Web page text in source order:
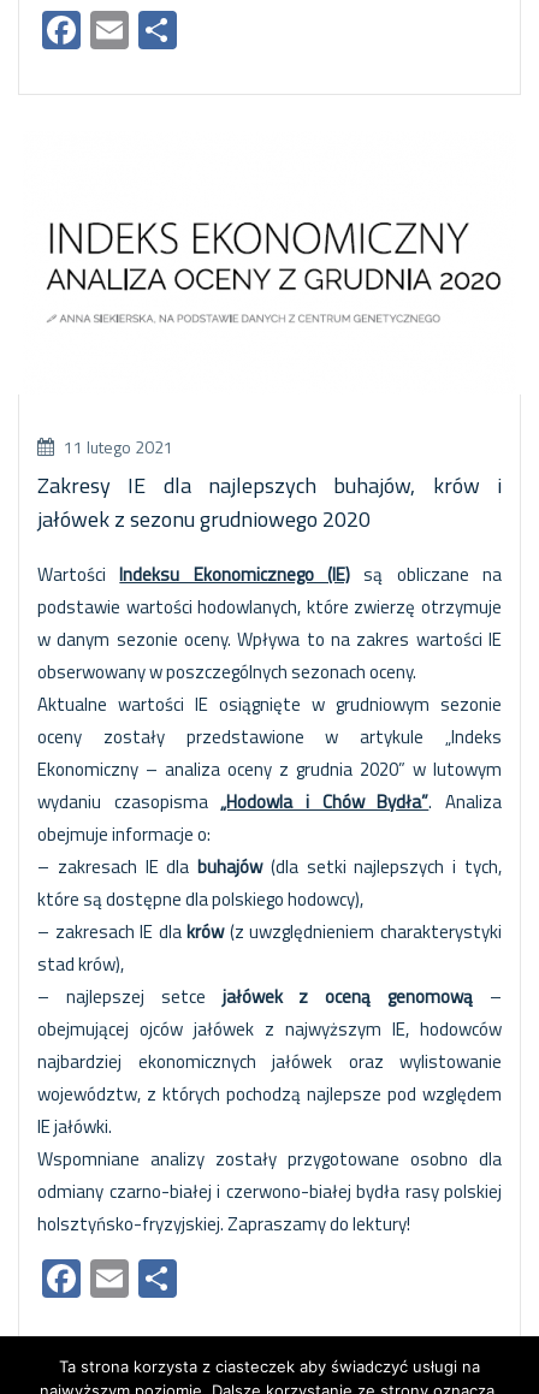
Facebook
Email
11 lutego 2021
Zakresy IE dla najlepszych buhajów, krów i
jałówek z sezonu grudniowego 2020
WartościIndeksu Ekonomicznego (IE) są obliczane na
podstawie wartości hodowlanych, które zwierzę otrzymuje
w danym sezonie oceny. Wpływa to na zakres wartości IE
obserwowany w poszczególnych sezonach oceny.
Aktualne wartości IE osiągnięte w grudniowym sezonie
oceny zostały przedstawione w artykule „Indeks
Ekonomiczny – analiza oceny z grudnia 2020” w lutowym
wydaniu czasopisma„Hodowla i Chów Bydła”. Analiza
obejmuje informacje o:
– zakresach IE dlabuhajów (dla setki najlepszych i tych,
które są dostępne dla polskiego hodowcy),
– zakresach IE dlakrów(z uwzględnieniem charakterystyki
stad krów),
– najlepszej setce jałówek z oceną genomową –
obejmującej ojców jałówek z najwyższym IE, hodowców
najbardziej ekonomicznych jałówek oraz wylistowanie
województw, z których pochodzą najlepsze pod względem
IE jałówki.
Wspomniane analizy zostały przygotowane osobno dla
odmiany czarno-białej i czerwono-białej bydła rasy polskiej
holsztyńsko-fryzyjskiej. Zapraszamy do lektury!
Facebook
Email
Ta strona korzysta z ciasteczek aby świadczyć usługi na